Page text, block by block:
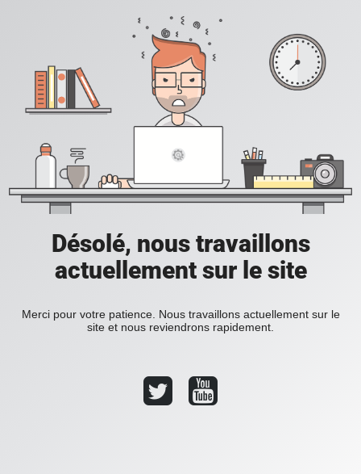
Désolé, nous travaillons
actuellement sur le site
Merci pour votre patience. Nous travaillons actuellement sur le
site et nous reviendrons rapidement.